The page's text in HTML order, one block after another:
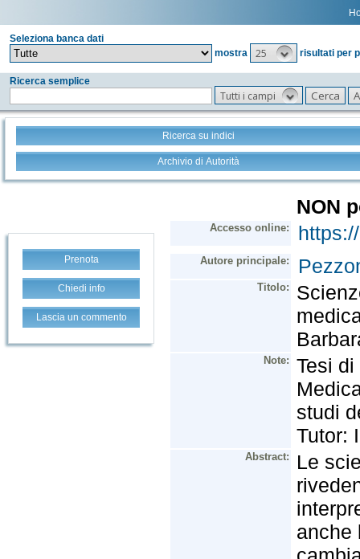
Seleziona banca dati
mostra
25 risultati per
Ricerca semplice
Tutti i campi
Ricerca su indici
Archivio di Autorità
Prenota
Chiedi info
Lascia un commento